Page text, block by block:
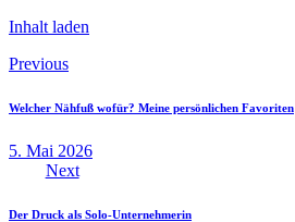
Inhalt laden
Beitragsnavigation
Previous
Welcher Nähfuß wofür? Meine persönlichen Favoriten
5. Mai 2026
Next
Der Druck als Solo-Unternehmerin